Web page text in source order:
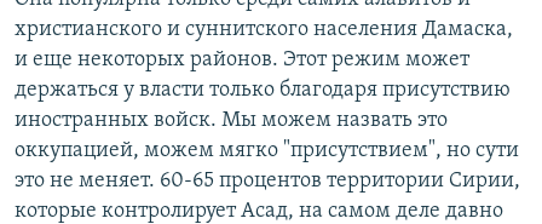
христианского и суннитского населения Дамаска,
и еще некоторых районов. Этот режим может
держаться у власти только благодаря присутствию
иностранных войск. Мы можем назвать это
оккупацией, можем мягко "присутствием", но сути
это не меняет. 60-65 процентов территории Сирии,
которые контролирует Асад, на самом деле давно